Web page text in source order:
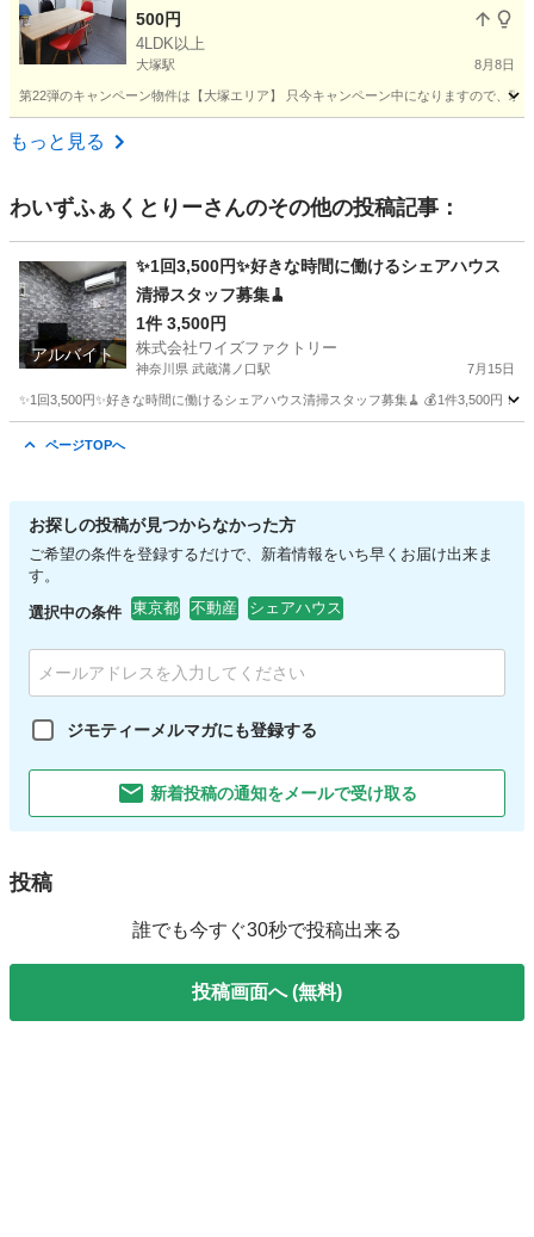
500円
4LDK以上
大塚駅 8月8日
第22弾のキャンペーン物件は【大塚エリア】 只今キャンペーン中になりますので、
東京 豊島区
もっと見る
わいずふぁくとりーさんのその他の投稿記事：
アルバイト
✨1回3,500円✨好きな時間に働けるシェアハウス
清掃スタッフ募集🧹
1件 3,500円
株式会社ワイズファクトリー
神奈川県 武蔵溝ノ口駅 7月15日
✨1回3,500円✨好きな時間に働けるシェアハウス清掃スタッフ募集🧹 💰1件3,500円！
ページTOPへ
お探しの投稿が見つからなかった方
ご希望の条件を登録するだけで、新着情報をいち早くお届け出来ま
す。
選択中の条件 東京都 不動産 シェアハウス
ジモティーメルマガにも登録する
新着投稿の通知をメールで受け取る
投稿
誰でも今すぐ30秒で投稿出来る
投稿画面へ (無料)